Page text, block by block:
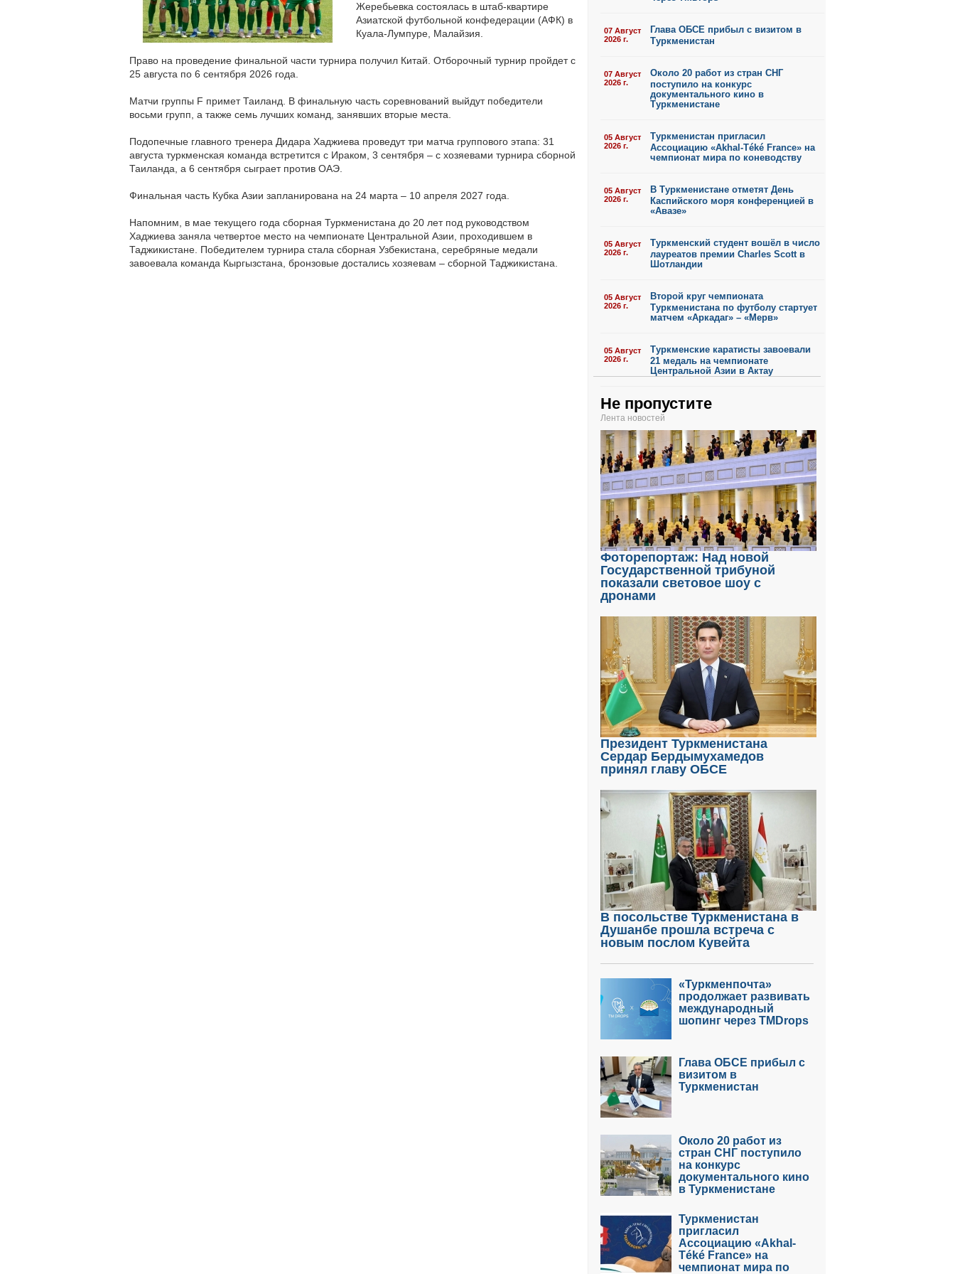
Жеребьевка состоялась в штаб-квартире
Азиатской футбольной конфедерации (АФК) в
Куала-Лумпуре, Малайзия.
Право на проведение финальной части турнира получил Китай. Отборочный турнир пройдет с
25 августа по 6 сентября 2026 года.
Матчи группы F примет Таиланд. В финальную часть соревнований выйдут победители
восьми групп, а также семь лучших команд, занявших вторые места.
Подопечные главного тренера Дидара Хаджиева проведут три матча группового этапа: 31
августа туркменская команда встретится с Ираком, 3 сентября – с хозяевами турнира сборной
Таиланда, а 6 сентября сыграет против ОАЭ.
Финальная часть Кубка Азии запланирована на 24 марта – 10 апреля 2027 года.
Напомним, в мае текущего года сборная Туркменистана до 20 лет под руководством
Хаджиева заняла четвертое место на чемпионате Центральной Азии, проходившем в
Таджикистане. Победителем турнира стала сборная Узбекистана, серебряные медали
завоевала команда Кыргызстана, бронзовые достались хозяевам – сборной Таджикистана.
07 Август
2026 г.
Глава ОБСЕ прибыл с визитом в
Туркменистан
07 Август
2026 г.
Около 20 работ из стран СНГ
поступило на конкурс
документального кино в
Туркменистане
05 Август
2026 г.
Туркменистан пригласил
Ассоциацию «Akhal-Téké France» на
чемпионат мира по коневодству
05 Август
2026 г.
В Туркменистане отметят День
Каспийского моря конференцией в
«Авазе»
05 Август
2026 г.
Туркменский студент вошёл в число
лауреатов премии Charles Scott в
Шотландии
05 Август
2026 г.
Второй круг чемпионата
Туркменистана по футболу стартует
матчем «Аркадаг» – «Мерв»
05 Август
2026 г.
Туркменские каратисты завоевали
21 медаль на чемпионате
Центральной Азии в Актау
Не пропустите
Лента новостей
Фоторепортаж: Над новой
Государственной трибуной
показали световое шоу с
дронами
Президент Туркменистана
Сердар Бердымухамедов
принял главу ОБСЕ
В посольстве Туркменистана в
Душанбе прошла встреча с
новым послом Кувейта
«Туркменпочта»
продолжает развивать
международный
шопинг через TMDrops
Глава ОБСЕ прибыл с
визитом в
Туркменистан
Около 20 работ из
стран СНГ поступило
на конкурс
документального кино
в Туркменистане
Туркменистан
пригласил
Ассоциацию «Akhal-
Téké France» на
чемпионат мира по